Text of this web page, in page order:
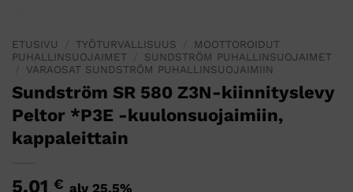
ETUSIVU TYÖTURVALLISUUS
MOOTTOROIDUT
PUHALLINSUOJAIMET
SUNDSTRÖM PUHALLINSUOJAIMET
VARAOSAT SUNDSTRÖM PUHALLINSUOJAIMIIN
Sundström SR 580 Z3N-kiinnityslevy
Peltor *P3E -kuulonsuojaimiin,
kappaleittain
5,01 € alv 25,5%